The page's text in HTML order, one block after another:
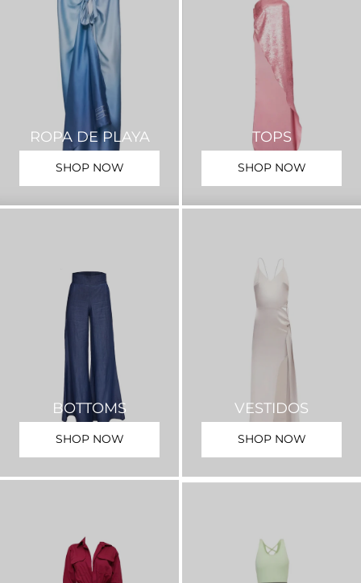
ROPA DE PLAYA
SHOP NOW
TOPS
SHOP NOW
BOTTOMS
SHOP NOW
VESTIDOS
SHOP NOW